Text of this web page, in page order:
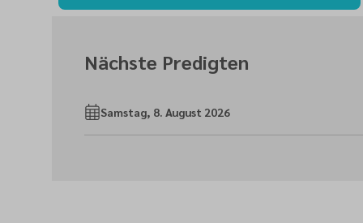
Nächste Predigten
Samstag, 8. August 2026